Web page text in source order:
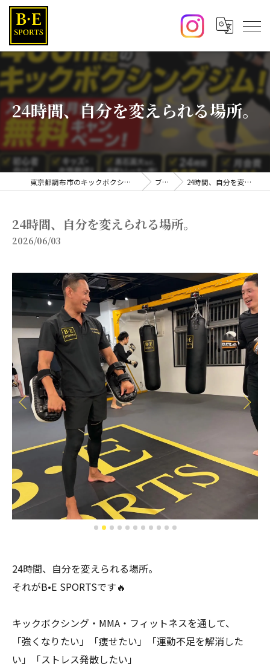
24時間、自分を変えられる場所。
東京都調布市のキックボクシングならB･E SPORTS ブログ 24時間、自分を変えられる場所。
24時間、自分を変えられる場所。
2026/06/03
24時間、自分を変えられる場所。
それがB•E SPORTSです🔥
キックボクシング・MMA・フィットネスを通して、
「強くなりたい」「痩せたい」「運動不足を解消した
い」「ストレス発散したい」